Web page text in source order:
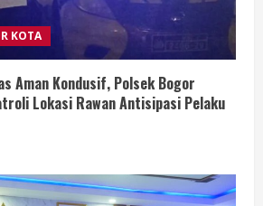
KOTA
Aman Kondusif, Polsek Bogor
Lokasi Rawan Antisipasi Pelaku